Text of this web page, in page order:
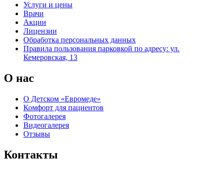
Услуги и цены
Врачи
Акции
Лицензии
Обработка персональных данных
Правила пользования парковкой по адресу: ул.
Кемеровская, 13
О нас
О Детском «Евромеде»
Комфорт для пациентов
Фотогалерея
Видеогалерея
Отзывы
Контакты